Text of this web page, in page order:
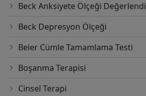
Beck Anksiyete Ölçeği
Beck Depresyon Ölçeği
Beier Cümle Tamamlama Testi
Boşanma Terapisi
Cinsel Terapi